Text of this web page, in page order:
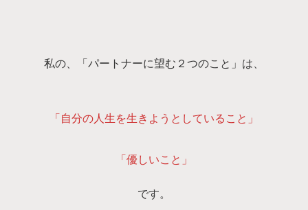
私の、「パートナーに望む２つのこと」は、
「自分の人生を生きようとしていること」
「優しいこと」
です。